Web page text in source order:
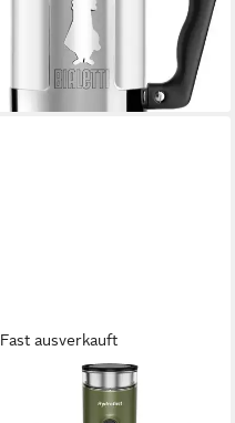
lieferbar - in 2-3 Werktagen bei dir
Fast ausverkauft
Espressomaschine PO-100